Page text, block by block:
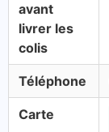
avant
livrer les
colis
Téléphone
Carte